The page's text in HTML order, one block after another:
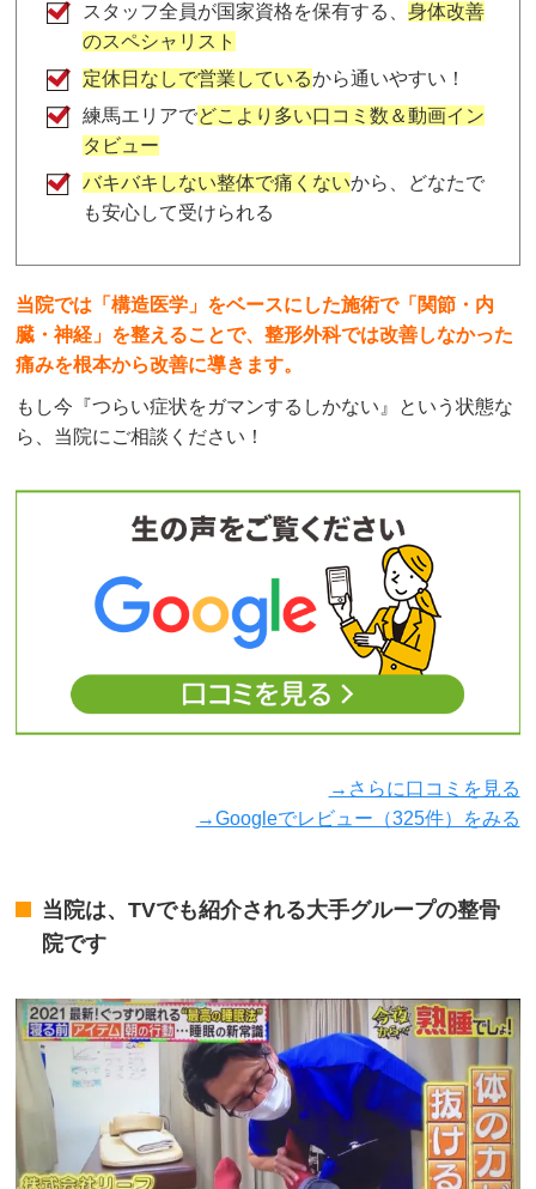
スタッフ全員が国家資格を保有する、身体改善
のスペシャリスト
定休日なしで営業しているから通いやすい！
練馬エリアでどこより多い口コミ数＆動画イン
タビュー
バキバキしない整体で痛くないから、どなたで
も安心して受けられる
当院では「構造医学」をベースにした施術で「関節・内
臓・神経」を整えることで、整形外科では改善しなかった
痛みを根本から改善に導きます。
もし今『つらい症状をガマンするしかない』という状態な
ら、当院にご相談ください！
→さらに口コミを見る
→Googleでレビュー（325件）をみる
当院は、TVでも紹介される大手グループの整骨
院です